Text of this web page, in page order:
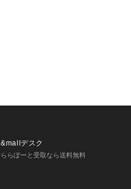
商品の色味は商品単体で撮
&mallデスク
ららぽーと受取なら送料無料